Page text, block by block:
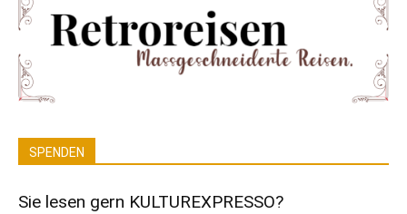
SPENDEN
Sie lesen gern KULTUREXPRESSO?